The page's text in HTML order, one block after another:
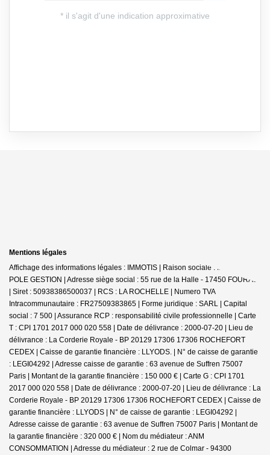
Mentions légales
Affichage des informations légales : IMMOTIS | Raison sociale : IMMOTIS
POLE GESTION | Adresse siège social : 55 rue de la Halle - 17450 FOURAS
| Siret : 50938386500037 | RCS : LA ROCHELLE | Numero TVA
Intracommunautaire : FR27509383865 | Forme juridique : SARL | Capital
social : 7 500 | Assurance RCP : responsabilité civile professionnelle | Carte
T : CPI 1701 2017 000 020 558 | Date de délivrance : 2000-07-20 | Lieu de
délivrance : La Corderie Royale - BP 20129 17306 17306 ROCHEFORT
CEDEX | Caisse de garantie financière : LLYODS. | N° de caisse de garantie
: LEGI04292 | Adresse caisse de garantie : 63 avenue de Suffren 75007
Paris | Montant de la garantie financière : 150 000 € | Carte G : CPI 1701
2017 000 020 558 | Date de délivrance : 2000-07-20 | Lieu de délivrance : La
Corderie Royale - BP 20129 17306 17306 ROCHEFORT CEDEX | Caisse de
garantie financière : LLYODS | N° de caisse de garantie : LEGI04292 |
Adresse caisse de garantie : 63 avenue de Suffren 75007 Paris | Montant de
la garantie financière : 320 000 € | Nom du médiateur : ANM
CONSOMMATION | Adresse du médiateur : 2 rue de Colmar - 94300